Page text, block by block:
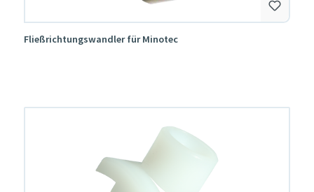
Fließrichtungswandler für Minotec